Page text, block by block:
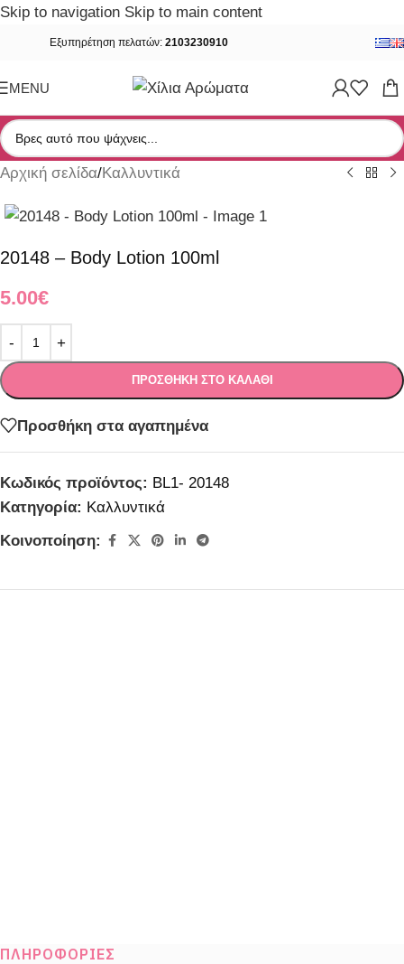
Skip to navigation Skip to main content
Εξυπηρέτηση πελατών: 2103230910
MENU
Αρχική σελίδα/Καλλυντικά
20148 – Body Lotion 100ml
5.00€
ΠΡΟΣΘΉΚΗ ΣΤΟ ΚΑΛΆΘΙ
Προσθήκη στα αγαπημένα
Κωδικός προϊόντος: BL1- 20148
Κατηγορία: Καλλυντικά
Κοινοποίηση:
ΠΛΗΡΟΦΟΡΊΕΣ